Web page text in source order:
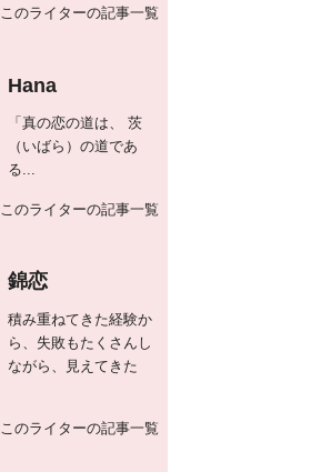
このライターの記事一覧
Hana
「真の恋の道は、 茨
（いばら）の道であ
る...
このライターの記事一覧
錦恋
積み重ねてきた経験か
ら、失敗もたくさんし
ながら、見えてきた
このライターの記事一覧